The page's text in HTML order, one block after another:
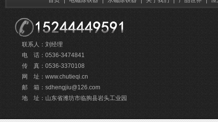
联系人：刘经理
电 话：0536-3474841
传 真：0536-3370108
网 址：www.chutieqi.cn
邮 箱：sdhengjiu@126.com
地 址：山东省潍坊市临朐县岩头工业园